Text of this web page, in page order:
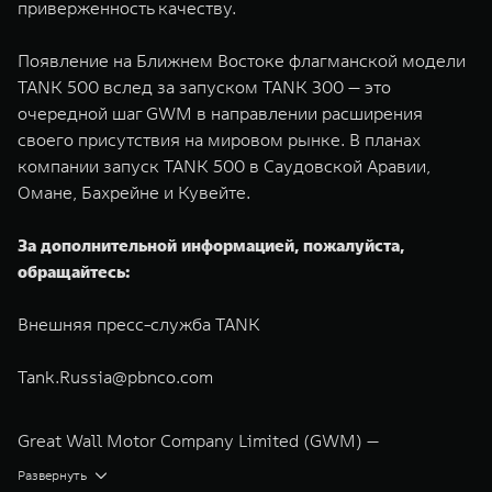
приверженность качеству.
Появление на Ближнем Востоке флагманской модели
TANK 500 вслед за запуском TANK 300 — это
очередной шаг GWM в направлении расширения
своего присутствия на мировом рынке. В планах
компании запуск TANK 500 в Саудовской Аравии,
Омане, Бахрейне и Кувейте.
За дополнительной информацией, пожалуйста,
обращайтесь:
Внешняя пресс-служба TANK
Tank.Russia@pbnco.com
Great Wall Motor Company Limited (GWM) —
глобальный производитель внедорожников,
Развернуть